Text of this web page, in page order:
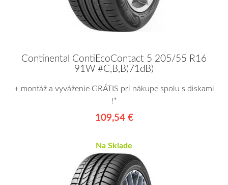
Continental ContiEcoContact 5 205/55 R16
91W #C,B,B(71dB)
+ montáž a vyváženie GRÁTIS pri nákupe spolu s diskami
!*
109,54 €
Na Sklade